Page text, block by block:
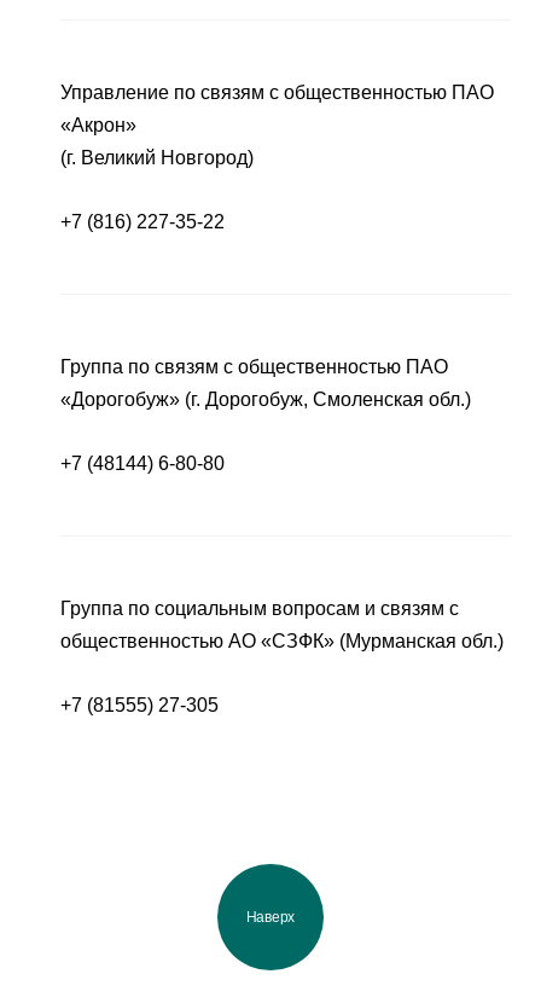
Управление по связям с общественностью ПАО
«Акрон»
(г. Великий Новгород)
+7 (816) 227-35-22
Группа по связям с общественностью ПАО
«Дорогобуж» (г. Дорогобуж, Смоленская обл.)
+7 (48144) 6-80-80
Группа по социальным вопросам и связям с
общественностью АО «СЗФК» (Мурманская обл.)
+7 (81555) 27-305
Наверх